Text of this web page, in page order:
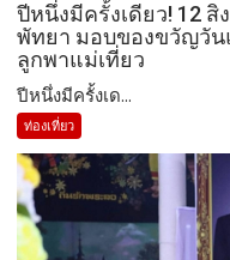
ปีหนึ่งมีครั้งเดียว! 12
พัทยา มอบของขวัญวั
ลูกพาแม่เที่ยว
ปีหนึ่งมีครั้งเด...
ท่องเที่ยว